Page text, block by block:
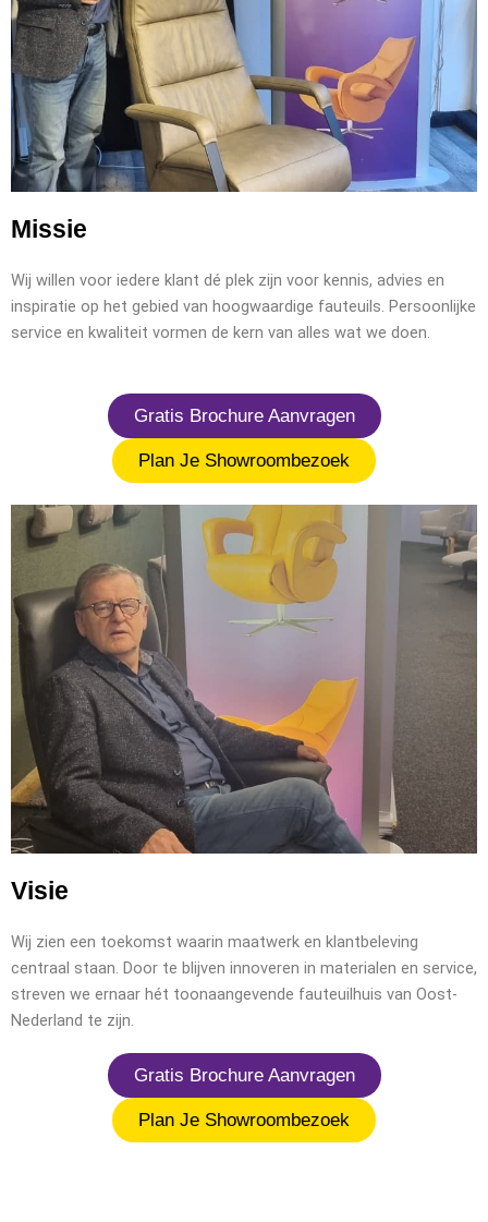
Missie
Wij willen voor iedere klant dé plek zijn voor kennis, advies en
inspiratie op het gebied van hoogwaardige fauteuils. Persoonlijke
service en kwaliteit vormen de kern van alles wat we doen.
Gratis Brochure Aanvragen
Plan Je Showroombezoek
Visie
Wij zien een toekomst waarin maatwerk en klantbeleving
centraal staan. Door te blijven innoveren in materialen en service,
streven we ernaar hét toonaangevende fauteuilhuis van Oost-
Nederland te zijn.
Gratis Brochure Aanvragen
Plan Je Showroombezoek